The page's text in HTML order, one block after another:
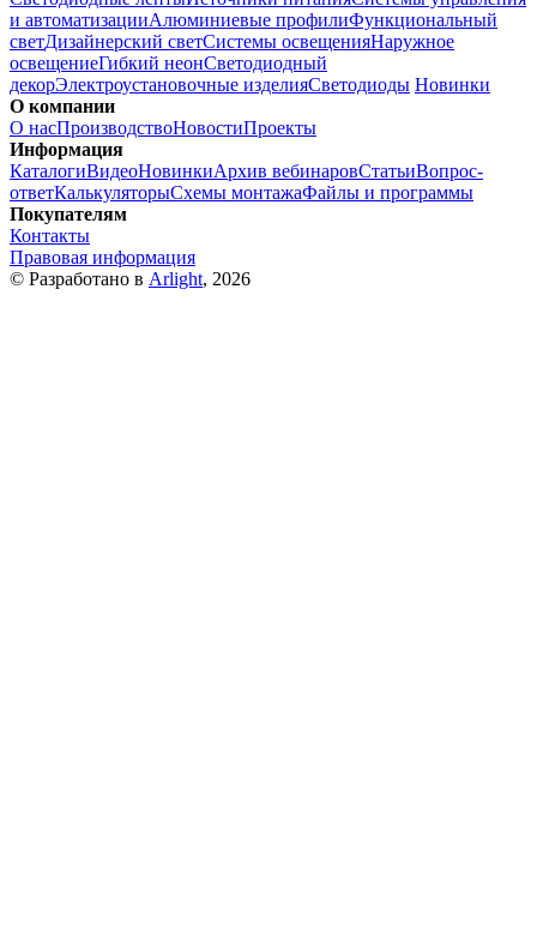
и автоматизацииАлюминиевые профилиФункциональный
светДизайнерский светСистемы освещенияНаружное
освещениеГибкий неонСветодиодный
декорЭлектроустановочные изделияСветодиоды Новинки
О компании
О насПроизводствоНовостиПроекты
Информация
КаталогиВидеоНовинкиАрхив вебинаровСтатьиВопрос-
ответКалькуляторыСхемы монтажаФайлы и программы
Покупателям
Контакты
Правовая информация
© Разработано в Arlight, 2026